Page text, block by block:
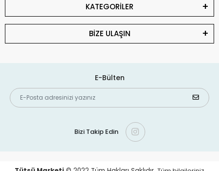
KATEGORİLER
BİZE ULAŞIN
E-Bülten
Bizi Takip Edin